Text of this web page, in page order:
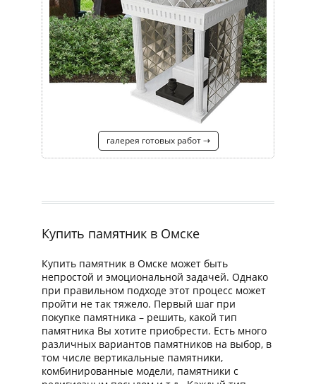
галерея готовых работ ⇢
Купить памятник в Омске
Купить памятник в Омске может быть
непростой и эмоциональной задачей. Однако
при правильном подходе этот процесс может
пройти не так тяжело. Первый шаг при
покупке памятника – решить, какой тип
памятника Вы хотите приобрести. Есть много
различных вариантов памятников на выбор, в
том числе вертикальные памятники,
комбинированные модели, памятники с